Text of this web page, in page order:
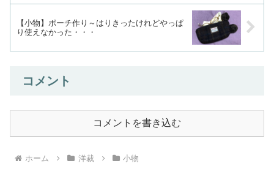
【小物】ポーチ作り～はりきったけれどやっぱ
り使えなかった・・・
コメント
コメントを書き込む
ホーム 洋裁 小物